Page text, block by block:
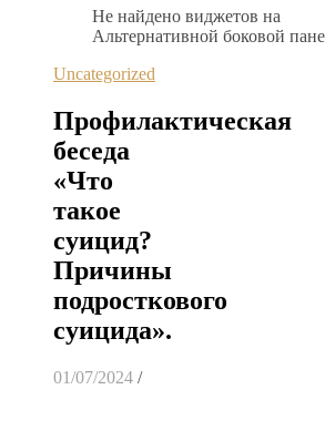
Не найдено виджетов на
Альтернативной боковой
Uncategorized
Профилактическая
беседа
«Что
такое
суицид?
Причины
подросткового
суицида».
01/07/2024 /